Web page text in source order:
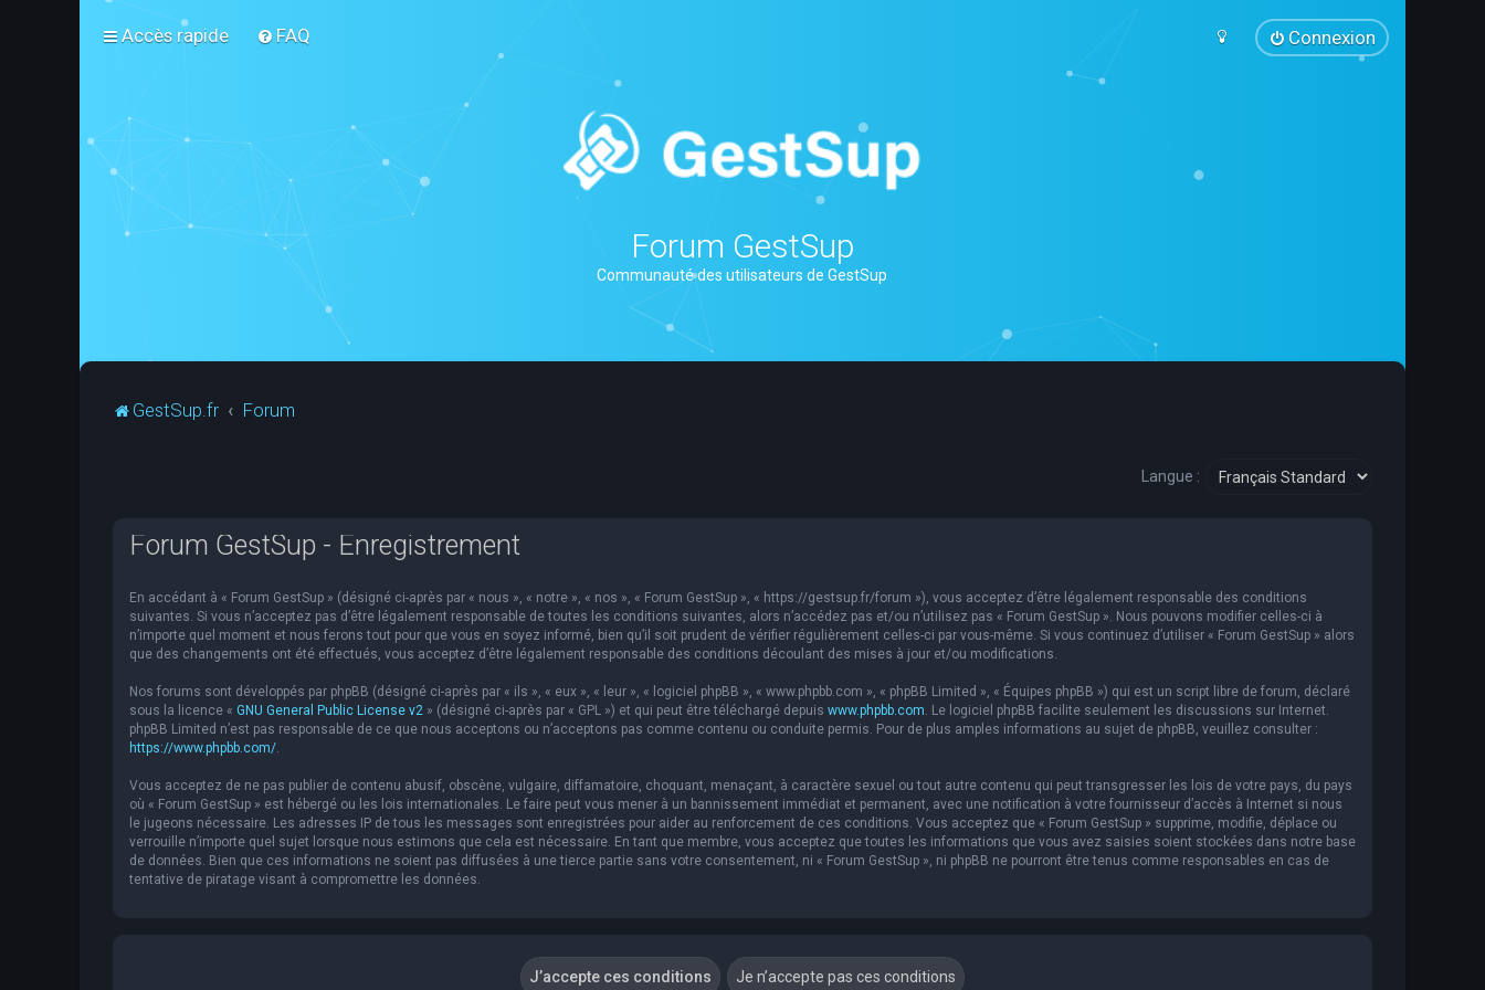
Accès rapide FAQ Connexion
Forum GestSup
Communauté des utilisateurs de GestSup
GestSup.fr Forum
Langue :
Forum GestSup - Enregistrement
En accédant à « Forum GestSup » (désigné ci-après par « nous », « notre », « nos », « Forum GestSup », « https://gestsup.fr/forum »), vous acceptez d’être légalement responsable des conditions
suivantes. Si vous n’acceptez pas d’être légalement responsable de toutes les conditions suivantes, alors n’accédez pas et/ou n’utilisez pas « Forum GestSup ». Nous pouvons modifier celles-ci à
n’importe quel moment et nous ferons tout pour que vous en soyez informé, bien qu’il soit prudent de vérifier régulièrement celles-ci par vous-même. Si vous continuez d’utiliser « Forum GestSup » alors
que des changements ont été effectués, vous acceptez d’être légalement responsable des conditions découlant des mises à jour et/ou modifications.
Nos forums sont développés par phpBB (désigné ci-après par « ils », « eux », « leur », « logiciel phpBB », « www.phpbb.com », « phpBB Limited », « Équipes phpBB ») qui est un script libre de forum, déclaré
sous la licence « GNU General Public License v2 » (désigné ci-après par « GPL ») et qui peut être téléchargé depuis www.phpbb.com. Le logiciel phpBB facilite seulement les discussions sur Internet.
phpBB Limited n’est pas responsable de ce que nous acceptons ou n’acceptons pas comme contenu ou conduite permis. Pour de plus amples informations au sujet de phpBB, veuillez consulter :
https://www.phpbb.com/.
Vous acceptez de ne pas publier de contenu abusif, obscène, vulgaire, diffamatoire, choquant, menaçant, à caractère sexuel ou tout autre contenu qui peut transgresser les lois de votre pays, du pays
où « Forum GestSup » est hébergé ou les lois internationales. Le faire peut vous mener à un bannissement immédiat et permanent, avec une notification à votre fournisseur d’accès à Internet si nous
le jugeons nécessaire. Les adresses IP de tous les messages sont enregistrées pour aider au renforcement de ces conditions. Vous acceptez que « Forum GestSup » supprime, modifie, déplace ou
verrouille n’importe quel sujet lorsque nous estimons que cela est nécessaire. En tant que membre, vous acceptez que toutes les informations que vous avez saisies soient stockées dans notre base
de données. Bien que ces informations ne soient pas diffusées à une tierce partie sans votre consentement, ni « Forum GestSup », ni phpBB ne pourront être tenus comme responsables en cas de
tentative de piratage visant à compromettre les données.